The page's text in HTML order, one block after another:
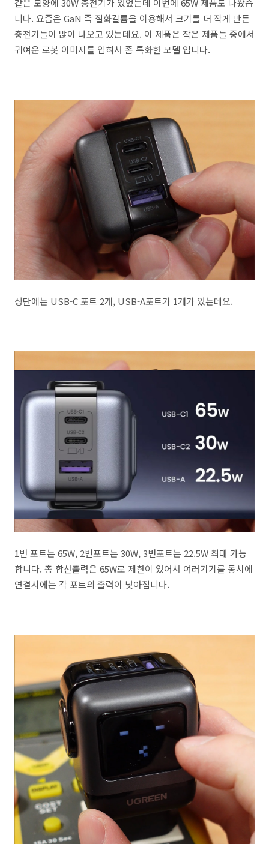
같은 모양에 30W 충전기가 있었는데 이번에 65W 제품도 나왔습
니다. 요즘은 GaN 즉 질화갈륨을 이용해서 크기를 더 작게 만든
충전기들이 많이 나오고 있는데요. 이 제품은 작은 제품들 중에서
귀여운 로봇 이미지를 입혀서 좀 특화한 모델 입니다.
상단에는 USB-C 포트 2개, USB-A포트가 1개가 있는데요.
1번 포트는 65W, 2번포트는 30W, 3번포트는 22.5W 최대 가능
합니다. 총 합산출력은 65W로 제한이 있어서 여러기기를 동시에
연결시에는 각 포트의 출력이 낮아집니다.